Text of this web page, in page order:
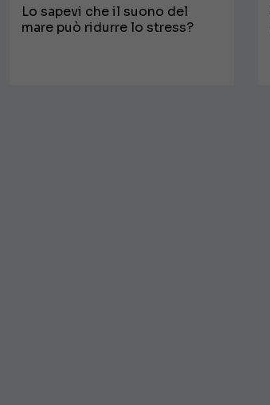
Lo sapevi che il suono del
mare può ridurre lo stress?